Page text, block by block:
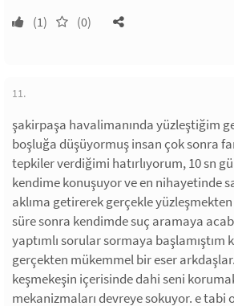
(1) (0)
11.
şakirpaşa havalimanında yüzleştiğim
boşluğa düşüyormuş insan çok sonra
tepkiler verdiğimi hatırlıyorum, 10 sn
kendime konuşuyor ve en nihayetinde
aklıma getirerek gerçekle
süre sonra kendimde suç aramaya
yaptımlı sorular sormaya başlamıştım
gerçekten mükemmel bir eser
keşmekeşin içerisinde dahi seni
mekanizmaları devreye sokuyor. e tabi